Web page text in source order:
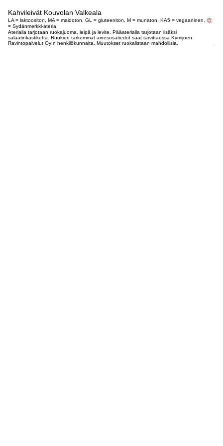
Kahvileivät Kouvolan Valkeala
LA = laktoositon, MA = maidoton, GL = gluteeniton, M = munaton, KA5 = vegaaninen,
= Sydänmerkki-ateria
Aterialla tarjotaan ruokajuoma, leipä ja levite. Pääaterialla tarjotaan lisäksi
salaatinkastiketta. Ruokien tarkemmat ainesosatiedot saat tarvittaessa Kymijoen
Ravintopalvelut Oy:n henkilökunnalta. Muutokset ruokalistaan mahdollisia.